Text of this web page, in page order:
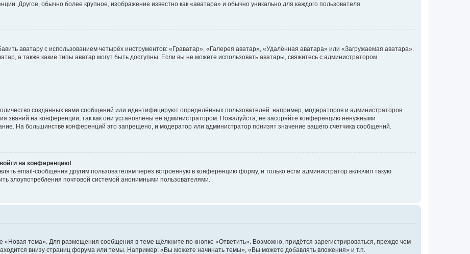
Другое, обычно более крупное, изображение известно как «аватара» и обычно уникально для каждого пользователя.
аватару с использованием четырёх инструментов: «Граватар», «Галерея аватар», «Удалённая аватара» или «Загружаемая аватара».
а также какие типы аватар могут быть доступны. Если вы не можете использовать аватары, свяжитесь с администратором
созданных вами сообщений или идентифицируют определённых пользователей: например, модераторов и администраторов.
званий на конференции, так как они установлены её администратором. Пожалуйста, не засоряйте конференцию ненужными
На большинстве конференций это запрещено, и модератор или администратор понизят значение вашего счётчика сообщений.
на конференцию!
email-сообщения другим пользователям через встроенную в конференцию форму, и только если администратор включил такую
злоупотребления почтовой системой анонимными пользователями.
тема». Для размещения сообщения в теме щёлкните по кнопке «Ответить». Возможно, придётся зарегистрироваться, прежде чем
внизу страниц форума или темы. Например: «Вы можете начинать темы», «Вы можете добавлять вложения» и т.п.